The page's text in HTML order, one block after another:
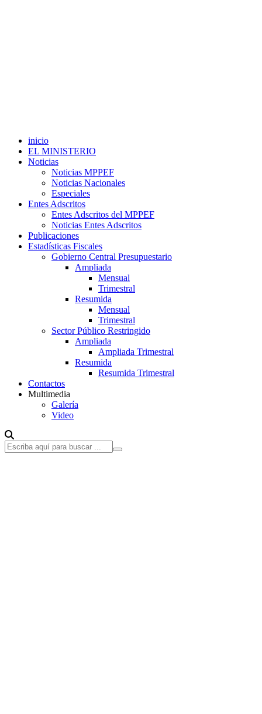
inicio
EL MINISTERIO
Noticias
Noticias MPPEF
Noticias Nacionales
Especiales
Entes Adscritos
Entes Adscritos del MPPEF
Noticias Entes Adscritos
Publicaciones
Estadísticas Fiscales
Gobierno Central Presupuestario
Ampliada
Mensual
Trimestral
Resumida
Mensual
Trimestral
Sector Público Restringido
Ampliada
Ampliada Trimestral
Resumida
Resumida Trimestral
Contactos
Multimedia
Galería
Video